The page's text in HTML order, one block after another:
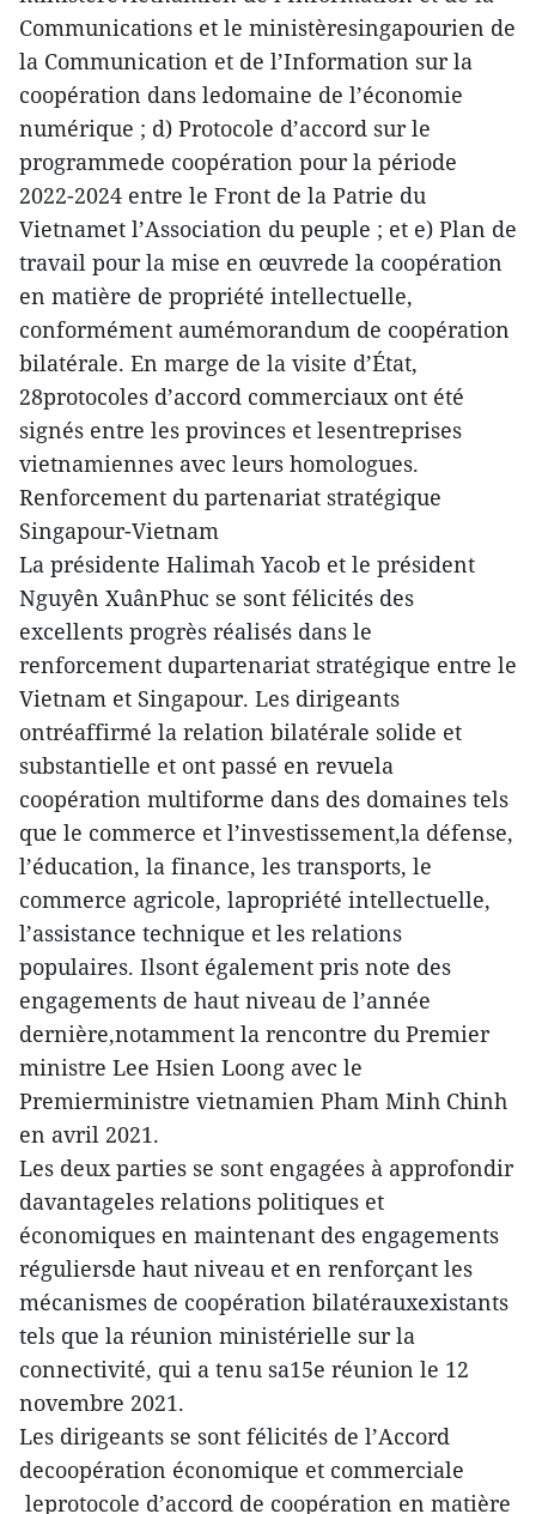
Communications et le ministèresingapourien de
la Communication et de l’Information sur la
coopération dans ledomaine de l’économie
numérique ; d) Protocole d’accord sur le
programmede coopération pour la période
2022-2024 entre le Front de la Patrie du
Vietnamet l’Association du peuple ; et e) Plan de
travail pour la mise en œuvrede la coopération
en matière de propriété intellectuelle,
conformément aumémorandum de coopération
bilatérale. En marge de la visite d’État,
28protocoles d’accord commerciaux ont été
signés entre les provinces et lesentreprises
vietnamiennes avec leurs homologues.
Renforcement du partenariat stratégique
Singapour-Vietnam
La présidente Halimah Yacob et le président
Nguyên XuânPhuc se sont félicités des
excellents progrès réalisés dans le
renforcement dupartenariat stratégique entre le
Vietnam et Singapour. Les dirigeants
ontréaffirmé la relation bilatérale solide et
substantielle et ont passé en revuela
coopération multiforme dans des domaines tels
que le commerce et l’investissement,la défense,
l’éducation, la finance, les transports, le
commerce agricole, lapropriété intellectuelle,
l’assistance technique et les relations
populaires. Ilsont également pris note des
engagements de haut niveau de l’année
dernière,notamment la rencontre du Premier
ministre Lee Hsien Loong avec le
Premierministre vietnamien Pham Minh Chinh
en avril 2021.
Les deux parties se sont engagées à approfondir
davantageles relations politiques et
économiques en maintenant des engagements
réguliersde haut niveau et en renforçant les
mécanismes de coopération bilatérauxexistants
tels que la réunion ministérielle sur la
connectivité, qui a tenu sa15e réunion le 12
novembre 2021.
Les dirigeants se sont félicités de l’Accord
decoopération économique et commerciale
leprotocole d’accord de coopération en matière